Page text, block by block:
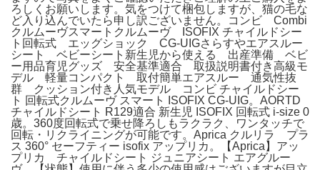
ろしくお願いします。気をつけて梱包しますが、猫の毛な
ど入り込んでいたら申し訳ございません。コンビ Combi
クルムーヴスマートクルムーヴ ISOFIX チャイルドシー
ト回転式 エッグショック CG-UIGさらすやエアスルー
シート ベビーシート新生児から使える 出産準備 ベビ
ー用品育児グッズ 安全基準適合 取扱説明書付き高級モ
デル 軽量コンパクト 取付簡単エアスルー 通気性抜
群 クッション付き人気モデル コンビ チャイルドシー
ト 回転式クルムーヴ スマート ISOFIX CG-UIG。AORTD
チャイルドシート R129適合 新生児 ISOFIX 回転式 i-size 0
歳。360度回転式で乗せ降ろしもラクラク、ワンタッチで
回転・リクライニングが可能です。Aprica クルリラ プラ
ス 360° セーフティー isofix アップリカ。【Aprica】アッ
プリカ チャイルドシート ジュニアシート エアグルー